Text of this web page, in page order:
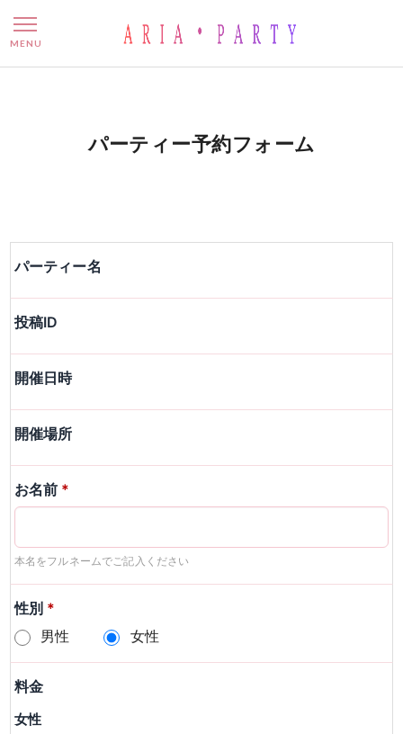
パーティー予約フォーム
MENU
パーティー予約フォーム
パーティー名
投稿ID
開催日時
開催場所
お名前 *
本名をフルネームでご記入ください
性別 *
男性
女性
料金
女性